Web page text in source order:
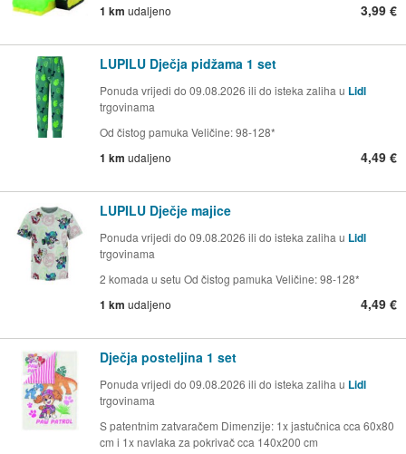
1 km udaljeno 3,99 €
LUPILU Dječja pidžama 1 set
Ponuda vrijedi do 09.08.2026 ili do isteka zaliha u Lidl
trgovinama
Od čistog pamuka Veličine: 98-128*
1 km udaljeno 4,49 €
LUPILU Dječje majice
Ponuda vrijedi do 09.08.2026 ili do isteka zaliha u Lidl
trgovinama
2 komada u setu Od čistog pamuka Veličine: 98-128*
1 km udaljeno 4,49 €
Dječja posteljina 1 set
Ponuda vrijedi do 09.08.2026 ili do isteka zaliha u Lidl
trgovinama
S patentnim zatvaračem Dimenzije: 1x jastučnica cca 60x80
cm i 1x navlaka za pokrivač cca 140x200 cm